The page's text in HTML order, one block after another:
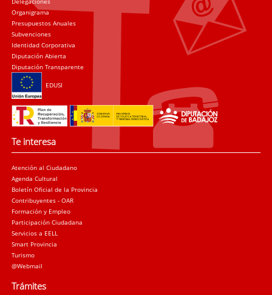
Organigrama
Presupuestos Anuales
Subvenciones
Identidad Corporativa
Diputación Abierta
Diputación Transparente
EDUSI
Te interesa
Atención al Ciudadano
Agenda Cultural
Boletín Oficial de la Provincia
Contribuyentes - OAR
Formación y Empleo
Participación Ciudadana
Servicios a EELL
Smart Provincia
Turismo
@Webmail
Trámites